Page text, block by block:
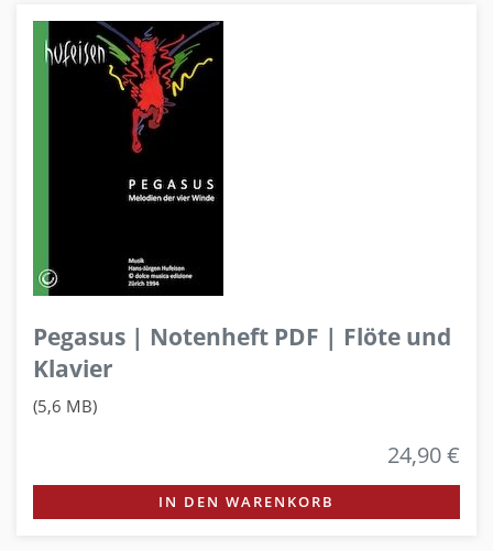
Pegasus | Notenheft PDF | Flöte und
Klavier
(5,6 MB)
24,90 €
IN DEN WARENKORB